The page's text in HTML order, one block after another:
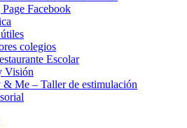
Facebook
colegios
Escolar
Visión
Me – Taller de estimulación